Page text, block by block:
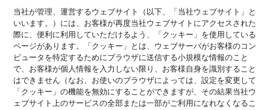
当社が管理、運営するウェブサイト（以下、「当社ウェブサイト」と
いいます。）には、お客様が再度当社ウェブサイトにアクセスされた
際に、便利に利用していただけるよう、「クッキー」を使用している
ページがあります。「クッキー」とは、ウェブサーバがお客様のコン
ピュータを特定するためにブラウザに送信する小規模な情報のこと
で、お客様が個人情報を入力しない限り、お客様自身を識別すること
はできません（なお、お使いのブラウザによっては、設定を変更して
「クッキー」の機能を無効にすることができますが、その結果当社ウ
ェブサイト上のサービスの全部または一部がご利用になれなくなるこ